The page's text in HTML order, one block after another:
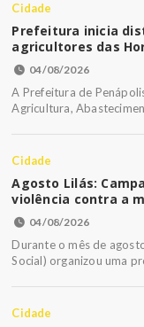
Cidade
Prefeitura inicia
agricultores das
04/08/2026
A Prefeitura de
Agricultura,
Cidade
Agosto Lilás:
violência contra a
04/08/2026
Durante o mês de
Social) organizou uma
Cidade